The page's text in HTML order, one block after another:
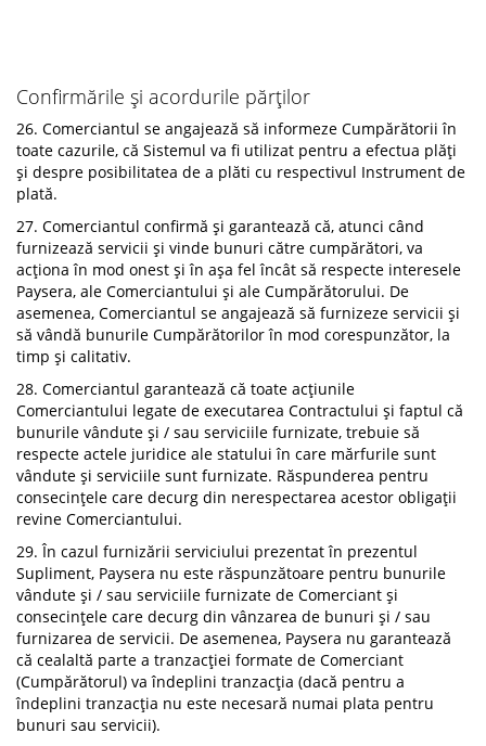
Confirmările și acordurile părților
26. Comerciantul se angajează să informeze Cumpărătorii în
toate cazurile, că Sistemul va fi utilizat pentru a efectua plăți
și despre posibilitatea de a plăti cu respectivul Instrument de
plată.
27. Comerciantul confirmă și garantează că, atunci când
furnizează servicii și vinde bunuri către cumpărători, va
acționa în mod onest și în așa fel încât să respecte interesele
Paysera, ale Comerciantului și ale Cumpărătorului. De
asemenea, Comerciantul se angajează să furnizeze servicii și
să vândă bunurile Cumpărătorilor în mod corespunzător, la
timp și calitativ.
28. Comerciantul garantează că toate acțiunile
Comerciantului legate de executarea Contractului și faptul că
bunurile vândute și / sau serviciile furnizate, trebuie să
respecte actele juridice ale statului în care mărfurile sunt
vândute și serviciile sunt furnizate. Răspunderea pentru
consecințele care decurg din nerespectarea acestor obligații
revine Comerciantului.
29. În cazul furnizării serviciului prezentat în prezentul
Supliment, Paysera nu este răspunzătoare pentru bunurile
vândute și / sau serviciile furnizate de Comerciant și
consecințele care decurg din vânzarea de bunuri și / sau
furnizarea de servicii. De asemenea, Paysera nu garantează
că cealaltă parte a tranzacției formate de Comerciant
(Cumpărătorul) va îndeplini tranzacția (dacă pentru a
îndeplini tranzacția nu este necesară numai plata pentru
bunuri sau servicii).